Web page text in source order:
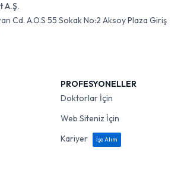
A.Ş.
Cd. A.O.S 55 Sokak No:2 Aksoy Plaza Giriş
PROFESYONELLER
Doktorlar İçin
Web Siteniz İçin
Kariyer
İşe Alım